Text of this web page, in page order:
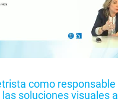
como responsable
soluciones visuales a